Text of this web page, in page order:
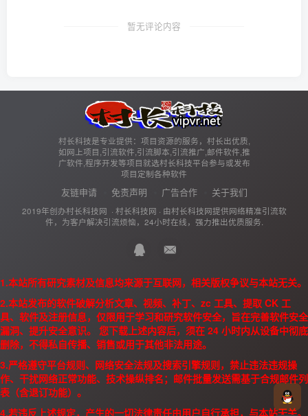
暂无评论内容
村长科技是专业提供：项目资源的服务，村长出优质,
如网上项目,引流软件,引流脚本,引流推广,邮件软件,推
广软件,程序开发等项目就选村长科技平台参与或发布
项目定制各种软件
友链申请 免责声明 广告合作 关于我们
2019年创办村长科技网 · 村长科技网 · 由村长科技网提供网络精准引流软
件，为客户解决引流烦恼，24小时在线，强力推出优质服务.
1.本站所有研究素材及信息均来源于互联网，相关版权争议与本站无关。
2.本站发布的软件破解分析文章、视频、补丁、zc 工具、提取 CK 工
具、软件及注册信息，仅限用于学习和研究软件安全，旨在完善软件安全
漏洞、提升安全意识。 您下载上述内容后，须在 24 小时内从设备中彻底
删除，不得私自传播、销售或用于其他非法用途。
3.严格遵守平台规则、网络安全法规及搜索引擎规则，禁止违法违规操
作、干扰网络正常功能、技术操纵排名；邮件批量发送需基于合规邮件列
表（含退订功能）。
4.若违反上述规定，产生的一切法律责任由用户自行承担，与本站无关。